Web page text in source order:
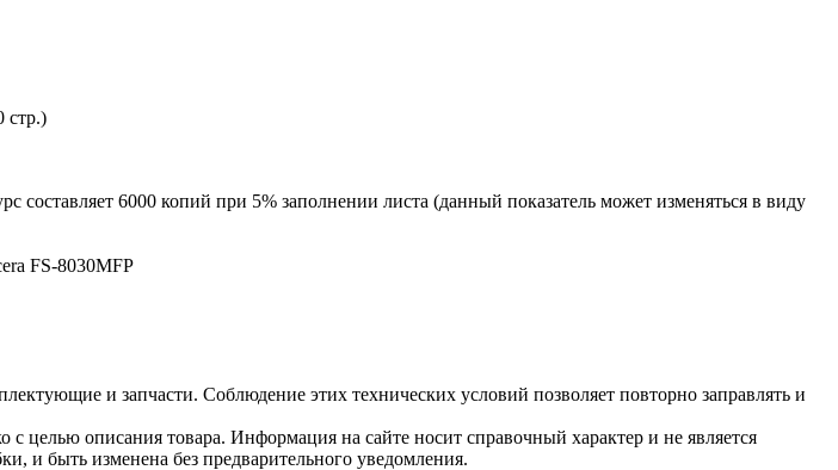
стр.)
6000 копий при 5% заполнении листа (данный показатель может изменяться в виду
FS-8030MFP
и запчасти. Соблюдение этих технических условий позволяет повторно заправлять и
целью описания товара. Информация на сайте носит справочный характер и не является
и быть изменена без предварительного уведомления.